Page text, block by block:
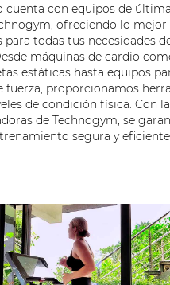
cuenta con equipos de última
ofreciendo lo mejor
todas tus necesidades
máquinas de cardio
estáticas hasta equipos
fuerza, proporcionamos
de condición física. Con
de Technogym, se
segura y